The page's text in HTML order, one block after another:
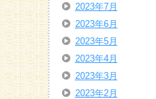
2023年7月
2023年6月
2023年5月
2023年4月
2023年3月
2023年2月